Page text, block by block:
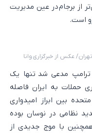
برجام در عین مدیریت
است.
عکس از خبرگزاری وانا
مدعی شد تنها یک
حملات به ایران فاصله
بین ابراز امیدواری
نظامی در نوسان بوده
با موج جدیدی از